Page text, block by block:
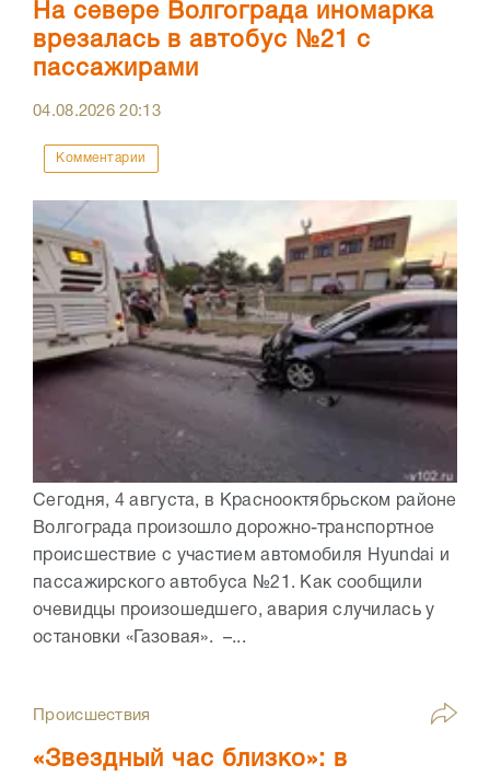
На севере Волгограда иномарка
врезалась в автобус №21 с
пассажирами
04.08.202620:13
Комментарии
Сегодня, 4 августа, в Краснооктябрьском районе
Волгограда произошло дорожно-транспортное
происшествие с участием автомобиля Hyundai и
пассажирского автобуса №21. Как сообщили
очевидцы произошедшего, авария случилась у
остановки «Газовая». –...
Происшествия
«Звездный час близко»: в